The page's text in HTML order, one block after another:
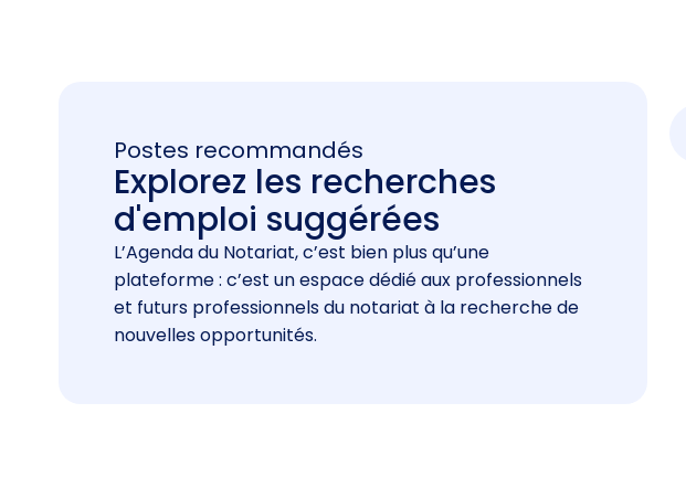
Postes recommandés
Explorez les recherches
d'emploi suggérées
L’Agenda du Notariat, c’est bien plus qu’une
plateforme : c’est un espace dédié aux professionnels
et futurs professionnels du notariat à la recherche de
nouvelles opportunités.